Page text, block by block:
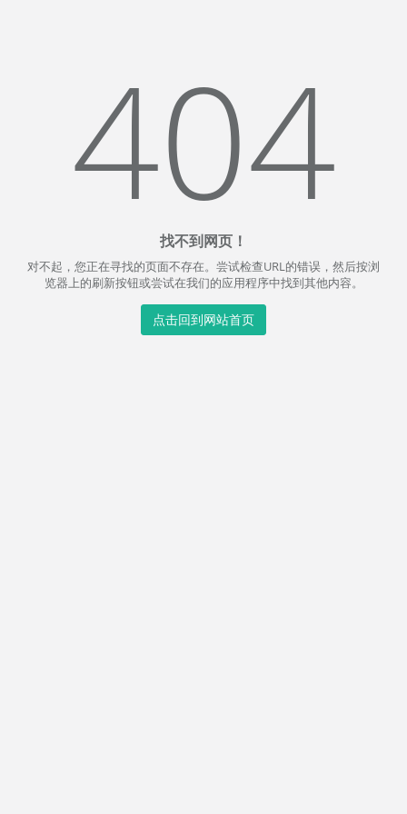
404
找不到网页！
对不起，您正在寻找的页面不存在。尝试检查URL的错误，然后按浏
览器上的刷新按钮或尝试在我们的应用程序中找到其他内容。
点击回到网站首页